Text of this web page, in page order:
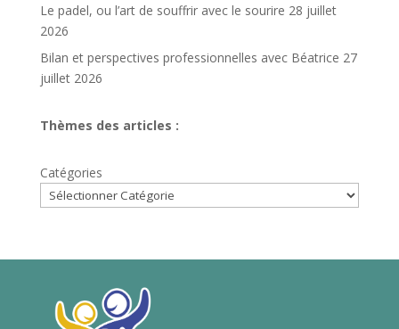
Le padel, ou l’art de souffrir avec le sourire 28 juillet
2026
Bilan et perspectives professionnelles avec Béatrice 27
juillet 2026
Thèmes des articles :
Catégories